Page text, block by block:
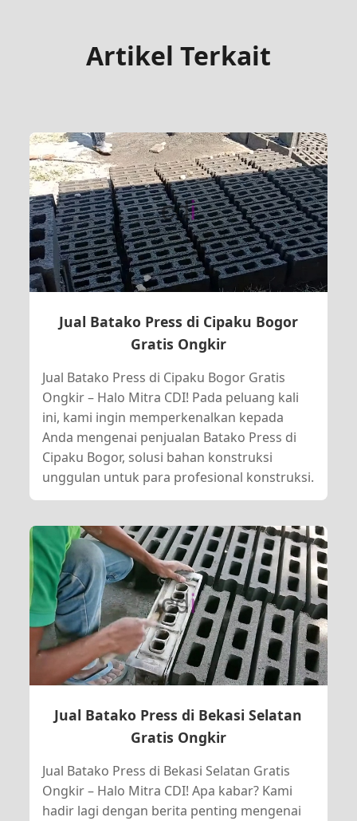
Artikel Terkait
Jual Batako Press di Cipaku Bogor
Gratis Ongkir
Jual Batako Press di Cipaku Bogor Gratis
Ongkir – Halo Mitra CDI! Pada peluang kali
ini, kami ingin memperkenalkan kepada
Anda mengenai penjualan Batako Press di
Cipaku Bogor, solusi bahan konstruksi
unggulan untuk para profesional konstruksi.
Jual Batako Press di Bekasi Selatan
Gratis Ongkir
Jual Batako Press di Bekasi Selatan Gratis
Ongkir – Halo Mitra CDI! Apa kabar? Kami
hadir lagi dengan berita penting mengenai